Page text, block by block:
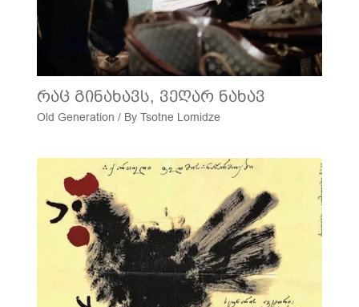
რაც გინახავს, ვეღარ ნახავ
Old Generation / By Tsotne Lomidze